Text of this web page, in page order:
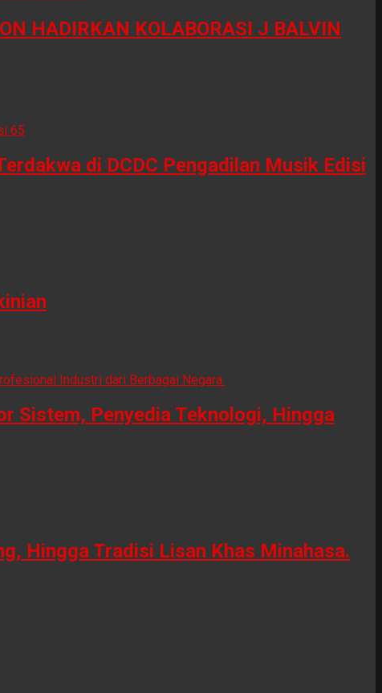
HADIRKAN KOLABORASI J BALVIN
di DCDC Pengadilan Musik Edisi
Sistem, Penyedia Teknologi, Hingga
Hingga Tradisi Lisan Khas Minahasa.